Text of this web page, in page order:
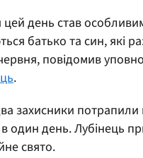
цей день став
батько та син, які
повідомив
.
захисники потрапили
один день. Лубінець
свято.